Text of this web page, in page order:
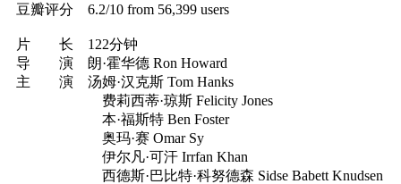
豆瓣评分 6.2/10 from 56,399 users
片 长 122分钟
导 演 朗·霍华德 Ron Howard
主 演 汤姆·汉克斯 Tom Hanks
费莉西蒂·琼斯 Felicity Jones
本·福斯特 Ben Foster
奥玛·赛 Omar Sy
伊尔凡·可汗 Irrfan Khan
西德斯·巴比特·科努德森 Sidse Babett Knudsen